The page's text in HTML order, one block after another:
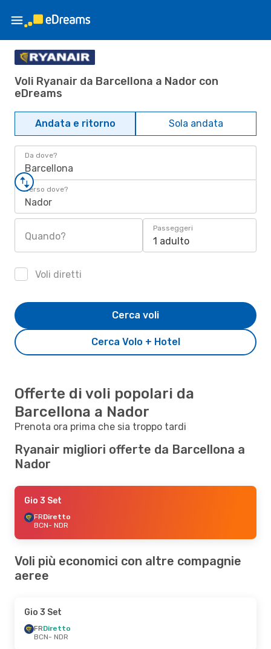
Voli Ryanair da Barcellona a Nador con
eDreams
Andata e ritorno Sola andata
Da dove?
Barcellona
Verso dove?
Nador
Quando?
Passeggeri
1 adulto
Voli diretti
Cerca Volo + Hotel
Cerca voli
Offerte di voli popolari da
Barcellona a Nador
Prenota ora prima che sia troppo tardi
Ryanair migliori offerte da Barcellona a
Nador
Gio 3 Set
FRDiretto
BCN- NDR
Voli più economici con altre compagnie
aeree
Gio 3 Set
FRDiretto
BCN- NDR